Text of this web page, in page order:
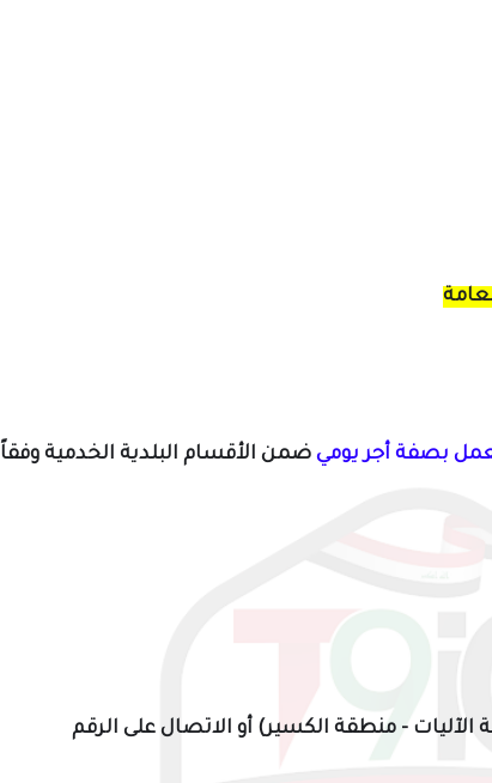
بصفة أجر يومي ضمن الأقسام البلدية الخدمية وفقاً
الآليات - منطقة الكسير) أو الاتصال على الرقم